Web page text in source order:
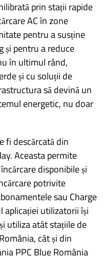
prin stații rapide
AC în zone
pentru a susține
și pentru a reduce
în ultimul rând,
și cu soluții de
să devină un
energetic, nu doar
fi descărcată din
Aceasta permite
disponibile și
potrivite
sau Charge
aplicației utilizatorii își
utiliza atât stațiile de
cât și din
PPC Blue România